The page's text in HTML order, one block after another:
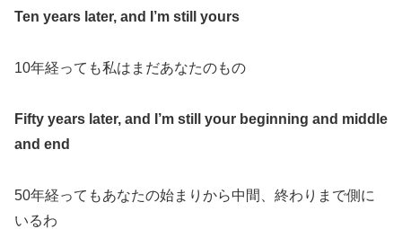
Ten years later, and I’m still yours
10年経っても私はまだあなたのもの
Fifty years later, and I’m still your beginning and middle
and end
50年経ってもあなたの始まりから中間、終わりまで側に
いるわ